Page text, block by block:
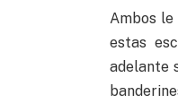
Ambos le
estas
adelante